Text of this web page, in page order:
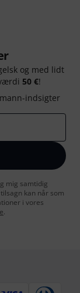
og med lidt
50 €!
indsigter
mig samtidig
kan når som
i vores
.